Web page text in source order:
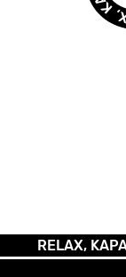
RELAX, KAPARA •